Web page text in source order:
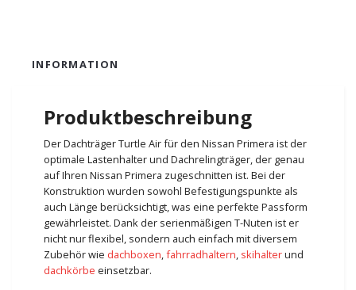
INFORMATION
Produktbeschreibung
Der Dachträger Turtle Air für den Nissan Primera ist der
optimale Lastenhalter und Dachrelingträger, der genau
auf Ihren Nissan Primera zugeschnitten ist. Bei der
Konstruktion wurden sowohl Befestigungspunkte als
auch Länge berücksichtigt, was eine perfekte Passform
gewährleistet. Dank der serienmäßigen T-Nuten ist er
nicht nur flexibel, sondern auch einfach mit diversem
Zubehör wie dachboxen,fahrradhaltern, skihalterund
dachkörbe einsetzbar.